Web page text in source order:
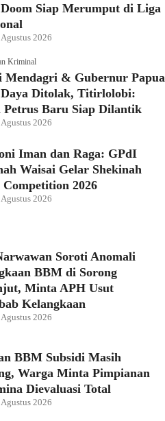
Siap Merumput di Liga
Agustus 2026
Kriminal
Mendagri & Gubernur Papua
Ditolak, Titirlolobi:
Petrus Baru Siap Dilantik
Agustus 2026
Iman dan Raga: GPdI
Waisai Gelar Shekinah
Competition 2026
Agustus 2026
Soroti Anomali
BBM di Sorong
Minta APH Usut
Kelangkaan
Agustus 2026
BBM Subsidi Masih
Warga Minta Pimpianan
Dievaluasi Total
Agustus 2026